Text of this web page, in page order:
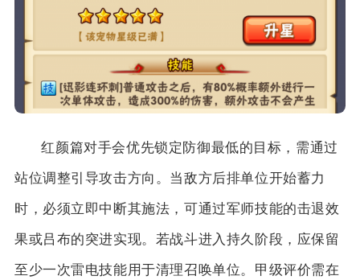
红颜篇对手会优先锁定防御最低的目标，需通过
站位调整引导攻击方向。当敌方后排单位开始蓄力
时，必须立即中断其施法，可通过军师技能的击退效
果或吕布的突进实现。若战斗进入持久阶段，应保留
至少一次雷电技能用于清理召唤单位。甲级评价需在